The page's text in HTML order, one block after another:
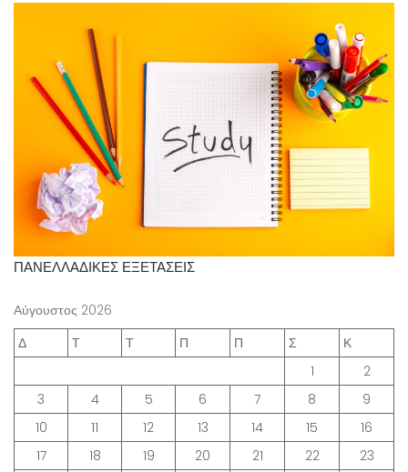
ΠΑΝΕΛΛΑΔΙΚΕΣ ΕΞΕΤΑΣΕΙΣ
Αύγουστος 2026
Δ
Τ Τ Π Π Σ
Κ
1
2
3
4 5 6 7 8
9
10
11 12 13 14 15
16
17
18 19 20 21 22
23